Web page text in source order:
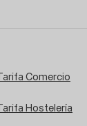
Tarifa Comercio
Tarifa Hostelería